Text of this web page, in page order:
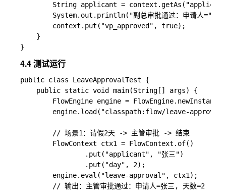
String applicant =
System.out.println("副总审批通过：申请人=" +
        context.put("vp_approved", true);
    }
4.4 测试运行
public class LeaveApprovalTest {
    public static void main(String[] args) {
FlowEngine engine =
engine.load("classpath:flow/leave-
        // 场景1：请假2天 -> 主管审批 -> 结束
        FlowContext ctx1 = FlowContext.of()
                .put("applicant", "张三")
                .put("day", 2);
        engine.eval("leave-approval", ctx1);
        // 输出：主管审批通过：申请人=张三, 天数=2